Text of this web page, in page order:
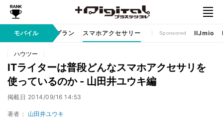
モバイル
ームアプリ 料金プラン スマホアクセサリー Sponsored IIJmio
ハウツー
ITライターは普段どんなスマホアクセサリを
使っているのか - 山田井ユウキ編
掲載日 2014/09/16 14:53
著者： 山田井ユウキ